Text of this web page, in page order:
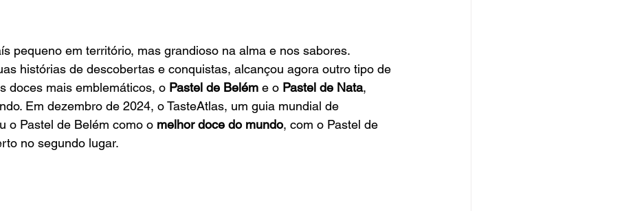
pequeno em território, mas grandioso na alma e nos sabores.
histórias de descobertas e conquistas, alcançou agora outro tipo de
doces mais emblemáticos, o Pastel de Belém e o Pastel de Nata,
Em dezembro de 2024, o TasteAtlas, um guia mundial de
o Pastel de Belém como o melhor doce do mundo, com o Pastel de
no segundo lugar.